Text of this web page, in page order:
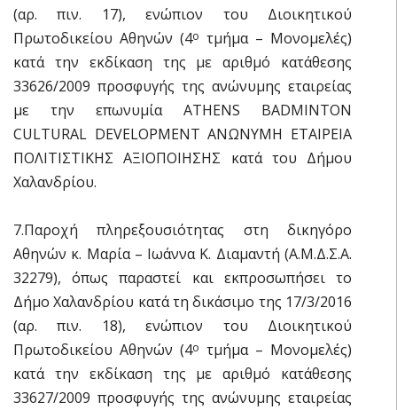
(αρ. πιν. 17), ενώπιον του Διοικητικού
Πρωτοδικείου Αθηνών (4ο τμήμα – Μονομελές)
κατά την εκδίκαση της με αριθμό κατάθεσης
33626/2009 προσφυγής της ανώνυμης εταιρείας
με την επωνυμία ATHENS BADMINTON
CULTURAL DEVELOPMENT ΑΝΩΝΥΜΗ ΕΤΑΙΡΕΙΑ
ΠΟΛΙΤΙΣΤΙΚΗΣ ΑΞΙΟΠΟΙΗΣΗΣ κατά του Δήμου
Χαλανδρίου.
7.Παροχή πληρεξουσιότητας στη δικηγόρο
Αθηνών κ. Μαρία – Ιωάννα Κ. Διαμαντή (Α.Μ.Δ.Σ.Α.
32279), όπως παραστεί και εκπροσωπήσει το
Δήμο Χαλανδρίου κατά τη δικάσιμο της 17/3/2016
(αρ. πιν. 18), ενώπιον του Διοικητικού
Πρωτοδικείου Αθηνών (4ο τμήμα – Μονομελές)
κατά την εκδίκαση της με αριθμό κατάθεσης
33627/2009 προσφυγής της ανώνυμης εταιρείας